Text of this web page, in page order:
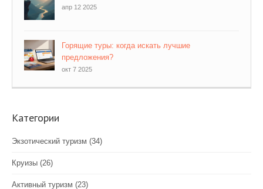
апр 12 2025
Горящие туры: когда искать лучшие
предложения?
окт 7 2025
Категории
Экзотический туризм (34)
Круизы (26)
Активный туризм (23)